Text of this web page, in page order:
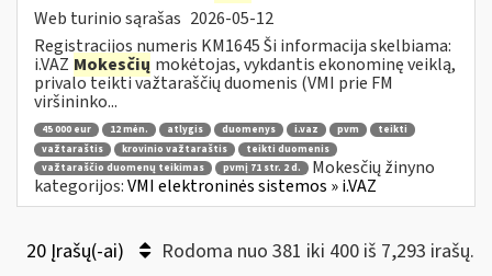
Web turinio sąrašas 2026-05-12
Registracijos numeris KM1645 Ši informacija skelbiama:
i.VAZ Mokesčių mokėtojas, vykdantis ekonominę veiklą,
privalo teikti važtaraščių duomenis (VMI prie FM
viršininko...
45 000 eur 12 mėn. atlygis duomenys i.vaz pvm
teikti
važtaraštis
krovinio važtaraštis
teikti duomenis
važtaraščio duomenų teikimas
pvmį 71 str. 2 d.
Mokesčių žinyno
kategorijos:VMI elektroninės sistemos » i.VAZ
20 Įrašų(-ai) Rodoma nuo 381 iki 400 iš 7,293 irašų.